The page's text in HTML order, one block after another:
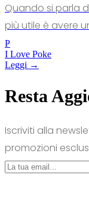
Quando si parla
più utile è avere
P
I Love Poke
Leggi →
Resta
Iscriviti alla
promozioni